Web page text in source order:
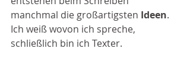
manchmal die großartigsten Ideen.
Ich weiß wovon ich spreche,
schließlich bin ich Texter.